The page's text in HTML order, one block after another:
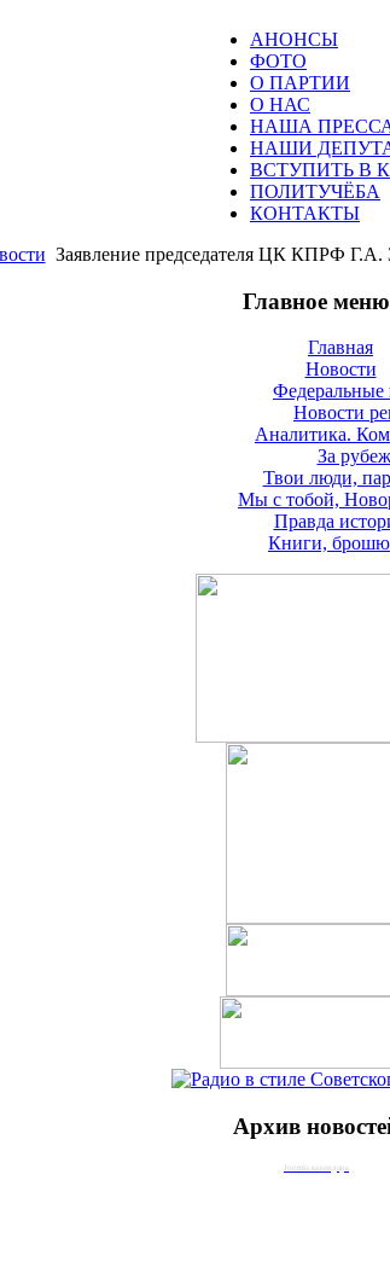
АНОНСЫ
ФОТО
О ПАРТИИ
О НАС
НАША
НАШИ
ВСТУПИТЬ В
ПОЛИТУЧЁБА
КОНТАКТЫ
Заявление председателя ЦК КПРФ Г.А.
Главное меню
Главная
Новости
Федеральные
Новости
Аналитика.
За
Твои люди,
Мы с тобой,
Правда
Книги,
Архив
Joomla календарь